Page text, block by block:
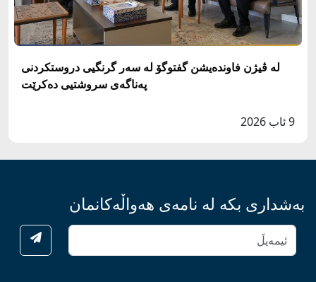
له‌ ڤيژن فاونده‌يشن گفتوگۆ لە سەر گرنگيى دروستكردنى
په‌ناگه‌ى سروشتيى دەکرێت
9 ئاب 2026
بەشداری بکە لە نامەی هەواڵەکانمان